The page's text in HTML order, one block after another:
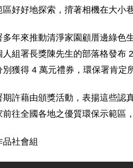
區好好地探索，揹著相機在大小
多年來推動清淨家園顧厝邊綠色
人組署長獎陳先生的部落格發布
別獲得 4 萬元禮券，環保署肯定
期許藉由頒獎活動，表揚這些認
前往全國各地之優質環保示範區
品社會組